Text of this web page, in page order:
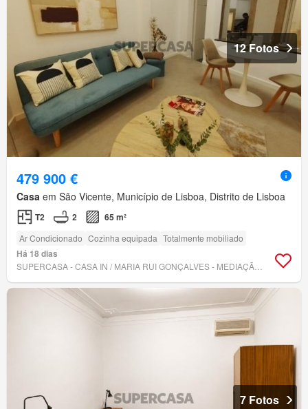
12 Fotos
479 900 €
Casa em São Vicente, Município de Lisboa, Distrito de Lisboa
T2 2 65 m²
Ar Condicionado Cozinha equipada Totalmente mobiliado
Há 18 dias
7 Fotos